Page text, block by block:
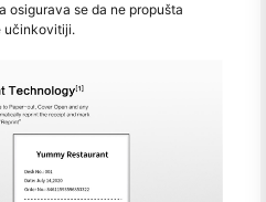
osigurava se da ne propušta
učinkovitiji.